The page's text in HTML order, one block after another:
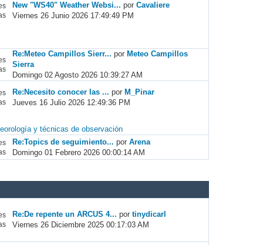
New "WS40" Weather Websi... porCavaliere
Viernes 26 Junio 2026 17:49:49 PM
Re:Meteo Campillos Sierr... por Meteo Campillos
Sierra
Domingo 02 Agosto 2026 10:39:27 AM
Re:Necesito conocer las ... porM_Pinar
Jueves 16 Julio 2026 12:49:36 PM
y técnicas de observación
Re:Topics de seguimiento... porArena
Domingo 01 Febrero 2026 00:00:14 AM
Re:De repente un ARCUS 4... portinydicarl
Viernes 26 Diciembre 2025 00:17:03 AM